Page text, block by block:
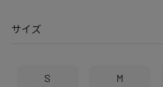
サイズ
S M